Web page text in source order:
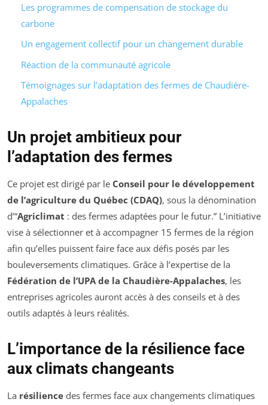
Les programmes de compensation de stockage du
carbone
Un engagement collectif pour un changement durable
Réaction de la communauté agricole
Témoignages sur l’adaptation des fermes de Chaudière-
Appalaches
Un projet ambitieux pour
l’adaptation des fermes
Ce projet est dirigé par le Conseil pour le développement
de l’agriculture du Québec (CDAQ), sous la dénomination
d’“Agriclimat : des fermes adaptées pour le futur.” L’initiative
vise à sélectionner et à accompagner 15 fermes de la région
afin qu’elles puissent faire face aux défis posés par les
bouleversements climatiques. Grâce à l’expertise de la
Fédération de l’UPA de la Chaudière-Appalaches, les
entreprises agricoles auront accès à des conseils et à des
outils adaptés à leurs réalités.
L’importance de la résilience face
aux climats changeants
La résilience des fermes face aux changements climatiques